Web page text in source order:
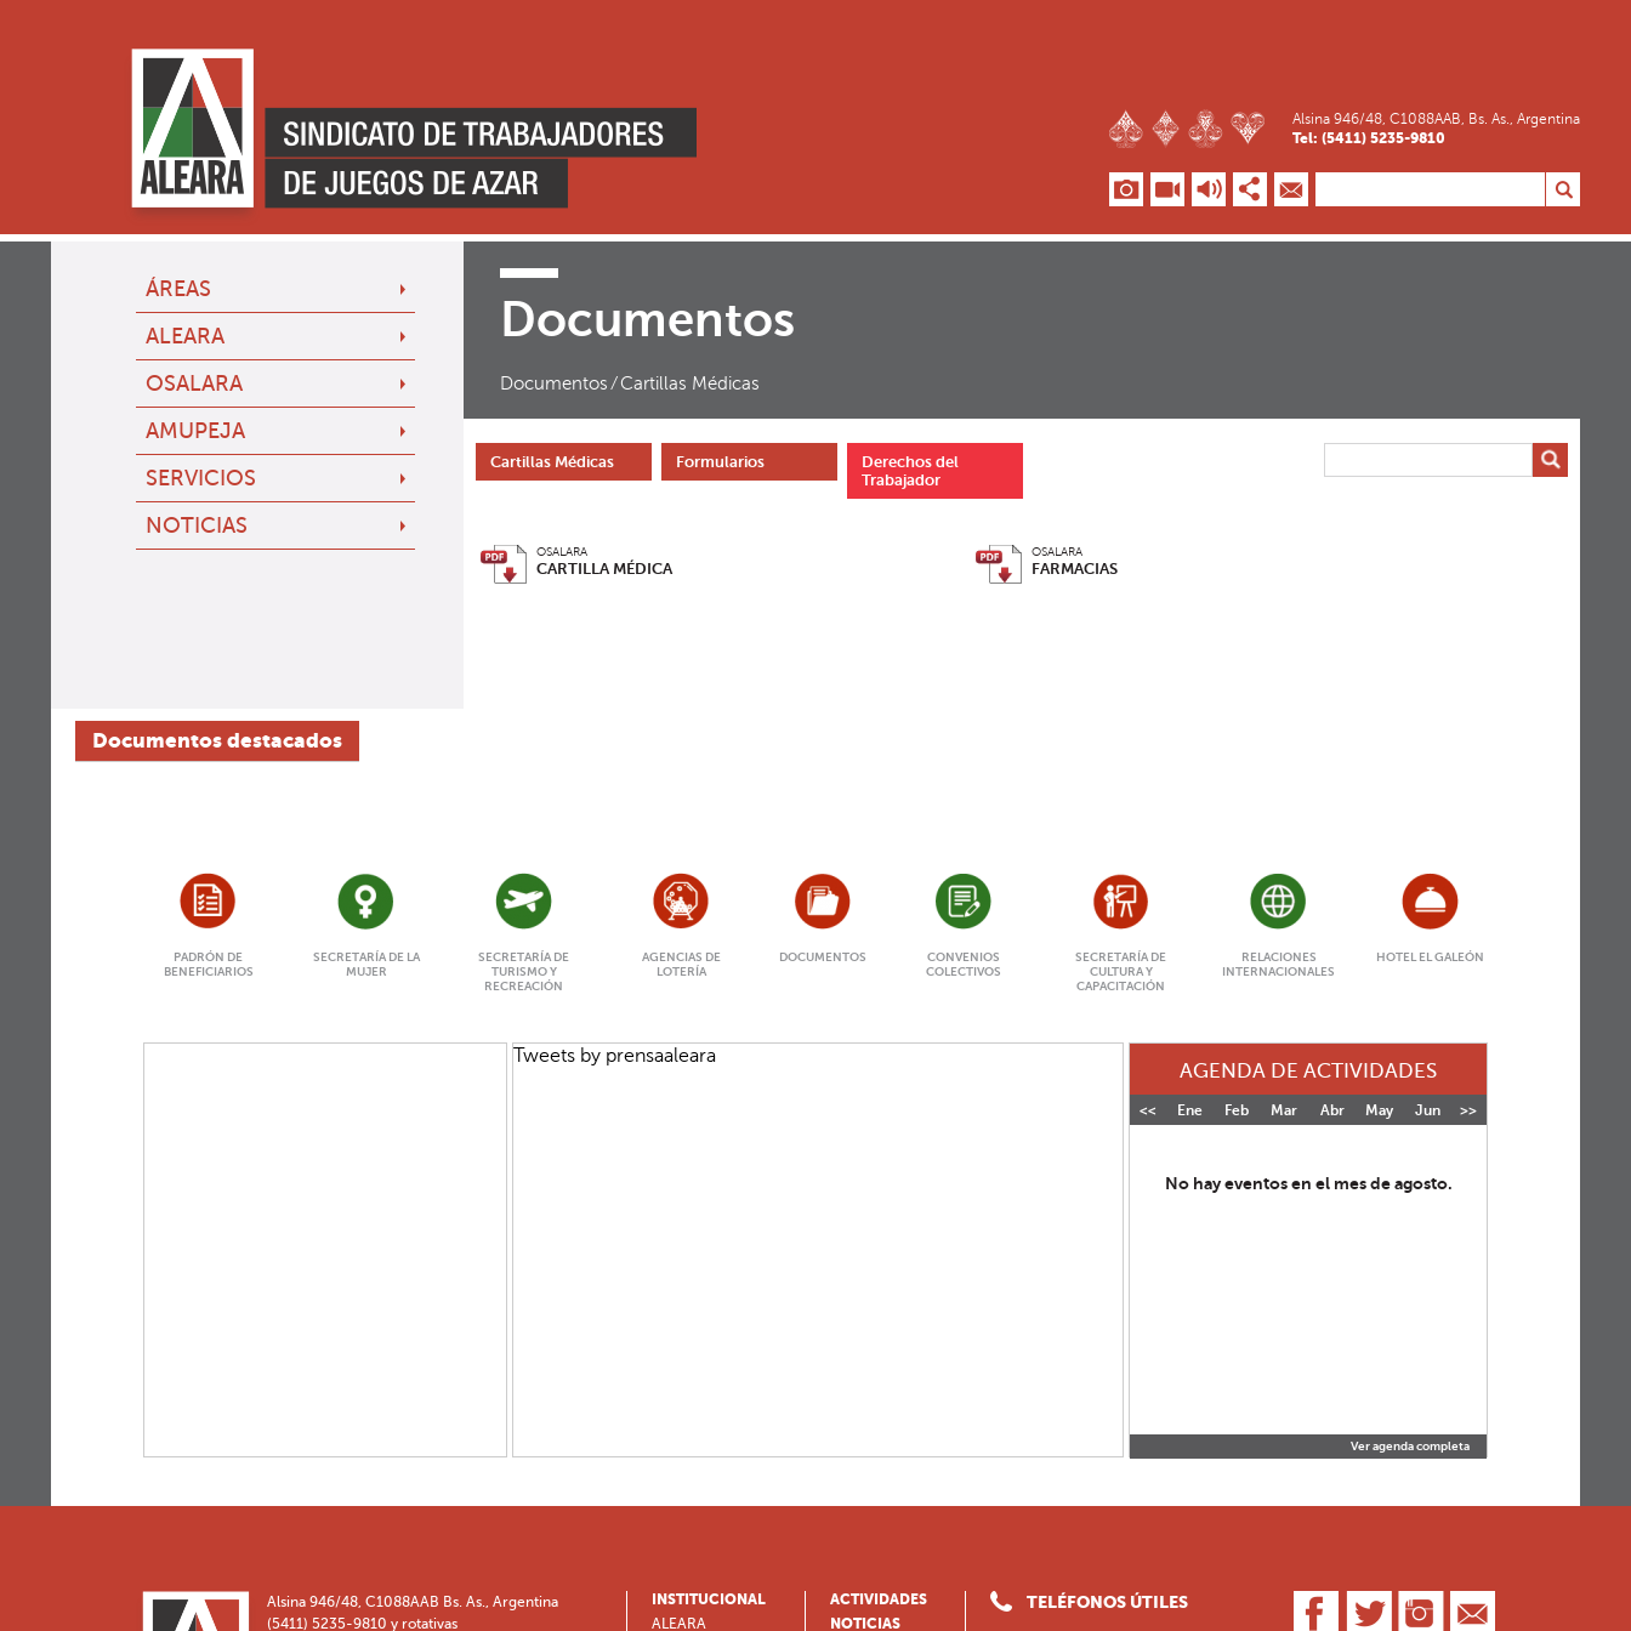
Alsina 946/48, C1088AAB, Bs. As., Argentina
Tel: (5411) 5235-9810
ÁREAS
ALEARA
OSALARA
AMUPEJA
SERVICIOS
NOTICIAS
Documentos destacados
Documentos
Documentos⁄Cartillas Médicas
Cartillas Médicas Formularios
Derechos del
Trabajador
OSALARA
CARTILLA MÉDICA
OSALARA
FARMACIAS
PADRÓN DE
BENEFICIARIOS
SECRETARÍA DE LA
MUJER
SECRETARÍA DE
TURISMO Y
RECREACIÓN
AGENCIAS DE
LOTERÍA
DOCUMENTOS
CONVENIOS
COLECTIVOS
SECRETARÍA DE
CULTURA Y
CAPACITACIÓN
RELACIONES
INTERNACIONALES
HOTEL EL GALEÓN
Tweets by prensaaleara
AGENDA DE ACTIVIDADES
<< Ene Feb Mar Abr May Jun Jul
>>
No hay eventos en el mes de agosto.
Ver agenda completa
Alsina 946/48, C1088AAB Bs. As., Argentina
(5411) 5235-9810 y rotativas
INSTITUCIONAL
ALEARA
ACTIVIDADES
NOTICIAS
TELÉFONOS ÚTILES